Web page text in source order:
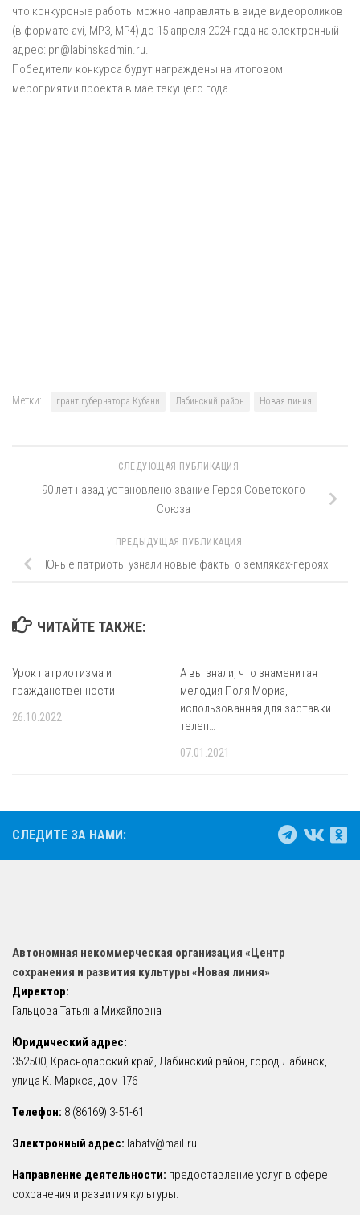
что конкурсные работы можно направлять в виде видеороликов
(в формате avi, МР3, МР4) до 15 апреля 2024 года на электронный
адрес: pn@labinskadmin.ru.
Победители конкурса будут награждены на итоговом
мероприятии проекта в мае текущего года.
Метки: грант губернатора Кубани Лабинский район Новая линия
СЛЕДУЮЩАЯ ПУБЛИКАЦИЯ
90 лет назад установлено звание Героя Советского
Союза
ПРЕДЫДУЩАЯ ПУБЛИКАЦИЯ
Юные патриоты узнали новые факты о земляках-героях
ЧИТАЙТЕ ТАКЖЕ:
Урок патриотизма и
гражданственности
26.10.2022
А вы знали, что знаменитая
мелодия Поля Мориа,
использованная для заставки
телеп…
07.01.2021
СЛЕДИТЕ ЗА НАМИ:
Автономная некоммерческая организация «Центр
сохранения и развития культуры «Новая линия»
Директор:
Гальцова Татьяна Михайловна
Юридический адрес:
352500, Краснодарский край, Лабинский район, город Лабинск,
улица К. Маркса, дом 176
Телефон: 8 (86169) 3-51-61
Электронный адрес: labatv@mail.ru
Направление деятельности: предоставление услуг в сфере
сохранения и развития культуры.